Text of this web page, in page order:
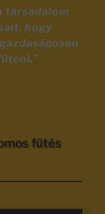
társadalom
hogy
fűtés